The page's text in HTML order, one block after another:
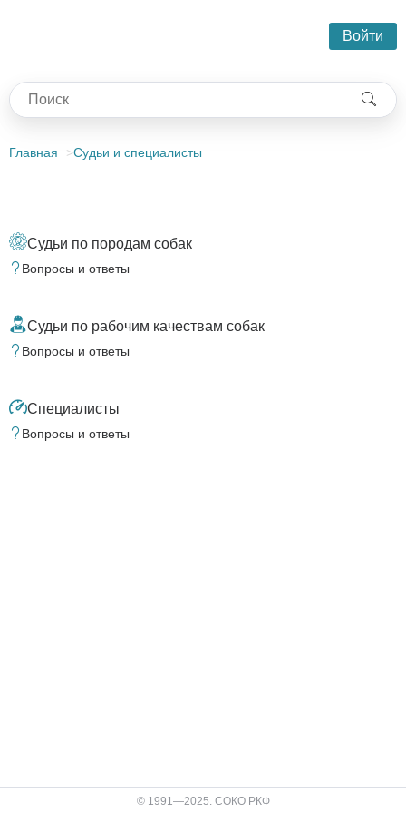
Войти
Главная Судьи и специалисты
Судьи по породам собак
Вопросы и ответы
Судьи по рабочим качествам собак
Вопросы и ответы
Специалисты
Вопросы и ответы
© 1991—2025. СОКО РКФ